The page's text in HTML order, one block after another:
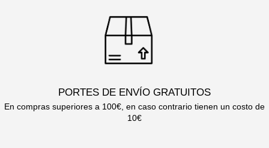
PORTES DE ENVÍO GRATUITOS
En compras superiores a 100€, en caso contrario tienen un costo de
10€